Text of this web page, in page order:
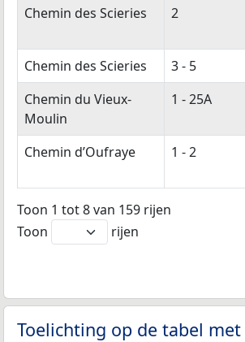
Chemin des Scieries 2
Chemin des Scieries 3 - 5
Chemin du Vieux-
Moulin
1 - 25A
Chemin d’Oufraye 1 - 2
Toon 1 tot 8 van 159 rijen
Toon
rijen
Toelichting op de tabel